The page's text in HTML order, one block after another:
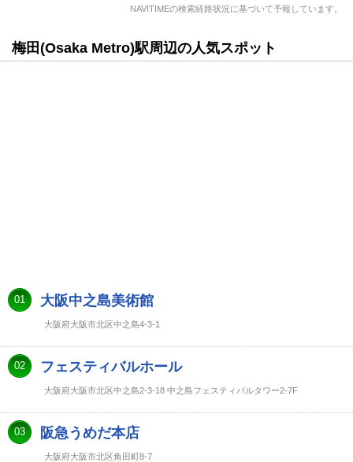
NAVITIMEの検索経路状況に基づいて予報しています。
梅田(Osaka Metro)駅周辺の人気スポット
01 大阪中之島美術館
大阪府大阪市北区中之島4-3-1
02 フェスティバルホール
大阪府大阪市北区中之島2-3-18 中之島フェスティバルタワー2-7F
03 阪急うめだ本店
大阪府大阪市北区角田町8-7